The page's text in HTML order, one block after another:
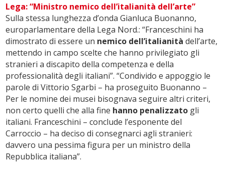
Lega: “Ministro nemico dell’italianità dell’arte”
Sulla stessa lunghezza d’onda Gianluca Buonanno,
europarlamentare della Lega Nord.: “Franceschini ha
dimostrato di essere un nemico dell’italianità dell’arte,
mettendo in campo scelte che hanno privilegiato gli
stranieri a discapito della competenza e della
professionalità degli italiani”. “Condivido e appoggio le
parole di Vittorio Sgarbi – ha proseguito Buonanno –
Per le nomine dei musei bisognava seguire altri criteri,
non certo quelli che alla fine hanno penalizzato gli
italiani. Franceschini – conclude l’esponente del
Carroccio – ha deciso di consegnarci agli stranieri:
davvero una pessima figura per un ministro della
Repubblica italiana”.